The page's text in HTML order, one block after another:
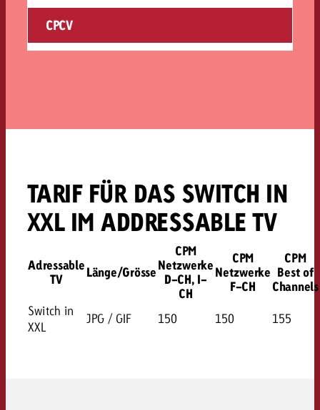
CPCV
TARIF FÜR DAS SWITCH IN
XXL IM ADDRESSABLE TV
Adressable
TV
Länge/Grösse
CPM
Netzwerke
D-CH, I-
CH
CPM
Netzwerke
F-CH
CPM
Best of
Channels
Switch in
XXL
JPG / GIF 150 150 155